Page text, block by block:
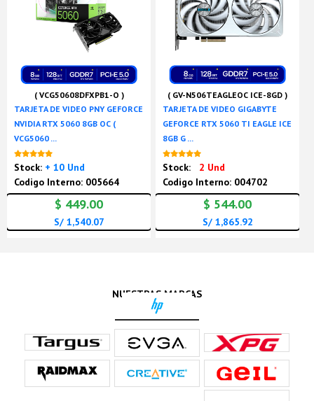
( VCG50608DFXPB1-O )
TARJETA DE VIDEO PNY GEFORCE
NVIDIA RTX 5060 8GB OC (
VCG5060 ...
Stock: + 10 Und
Codigo Interno: 005664
$ 449.00
S/ 1,540.07
( GV-N506TEAGLEOC ICE-8GD )
TARJETA DE VIDEO GIGABYTE
GEFORCE RTX 5060 TI EAGLE ICE
8GB G ...
Stock:
2 Und
Codigo Interno: 004702
$ 544.00
S/ 1,865.92
NUESTRAS MARCAS